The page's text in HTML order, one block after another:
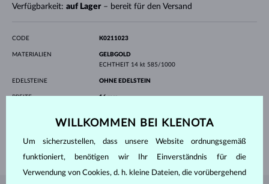
Verfügbarkeit: auf Lager– bereit für den Versand
CODE K0211023
MATERIALIEN
GELBGOLD
ECHTHEIT 14 kt 585/1000
EDELSTEINE OHNE EDELSTEIN
BREITE 16 mm
GEWICHT 2.55 g
WILLKOMMEN BEI KLENOTA
Um sicherzustellen, dass unsere Website ordnungsgemäß
funktioniert, benötigen wir Ihr Einverständnis für die
Verwendung von Cookies, d. h. kleine Dateien, die vorübergehend